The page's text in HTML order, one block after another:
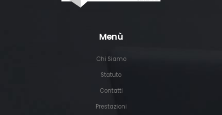
Menù
Chi Siamo
Statuto
Contatti
Prestazioni